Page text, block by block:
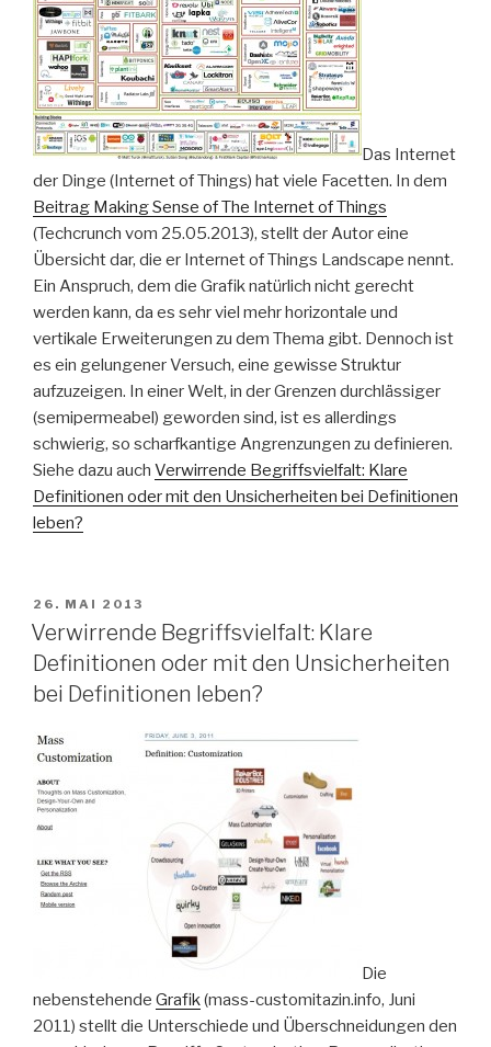
Das Internet
der Dinge (Internet of Things) hat viele Facetten. In dem
Beitrag Making Sense of The Internet of Things
(Techcrunch vom 25.05.2013), stellt der Autor eine
Übersicht dar, die er Internet of Things Landscape nennt.
Ein Anspruch, dem die Grafik natürlich nicht gerecht
werden kann, da es sehr viel mehr horizontale und
vertikale Erweiterungen zu dem Thema gibt. Dennoch ist
es ein gelungener Versuch, eine gewisse Struktur
aufzuzeigen. In einer Welt, in der Grenzen durchlässiger
(semipermeabel) geworden sind, ist es allerdings
schwierig, so scharfkantige Angrenzungen zu definieren.
Siehe dazu auch Verwirrende Begriffsvielfalt: Klare
Definitionen oder mit den Unsicherheiten bei Definitionen
leben?
VERÖFFENTLICHT
AM
26. MAI 2013
Verwirrende Begriffsvielfalt: Klare
Definitionen oder mit den Unsicherheiten
bei Definitionen leben?
Die
nebenstehende Grafik (mass-customitazin.info, Juni
2011) stellt die Unterschiede und Überschneidungen den